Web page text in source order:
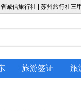
诚信旅行社 | 苏州旅行社三
旅游签证 旅